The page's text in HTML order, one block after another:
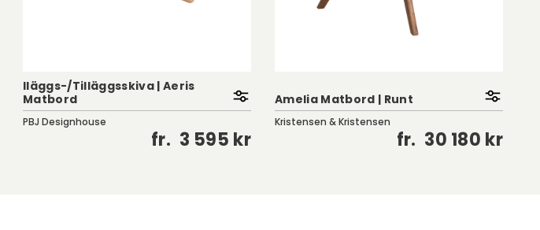
Iläggs-/Tilläggsskiva | Aeris
Matbord
PBJ Designhouse
fr. 3 595 kr
Amelia Matbord | Runt
Kristensen & Kristensen
fr. 30 180 kr